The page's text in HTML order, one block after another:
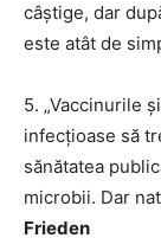
câștige, dar
este atât de
5. „Vaccinurile
infecțioase să
sănătatea
microbii. Dar
Frieden